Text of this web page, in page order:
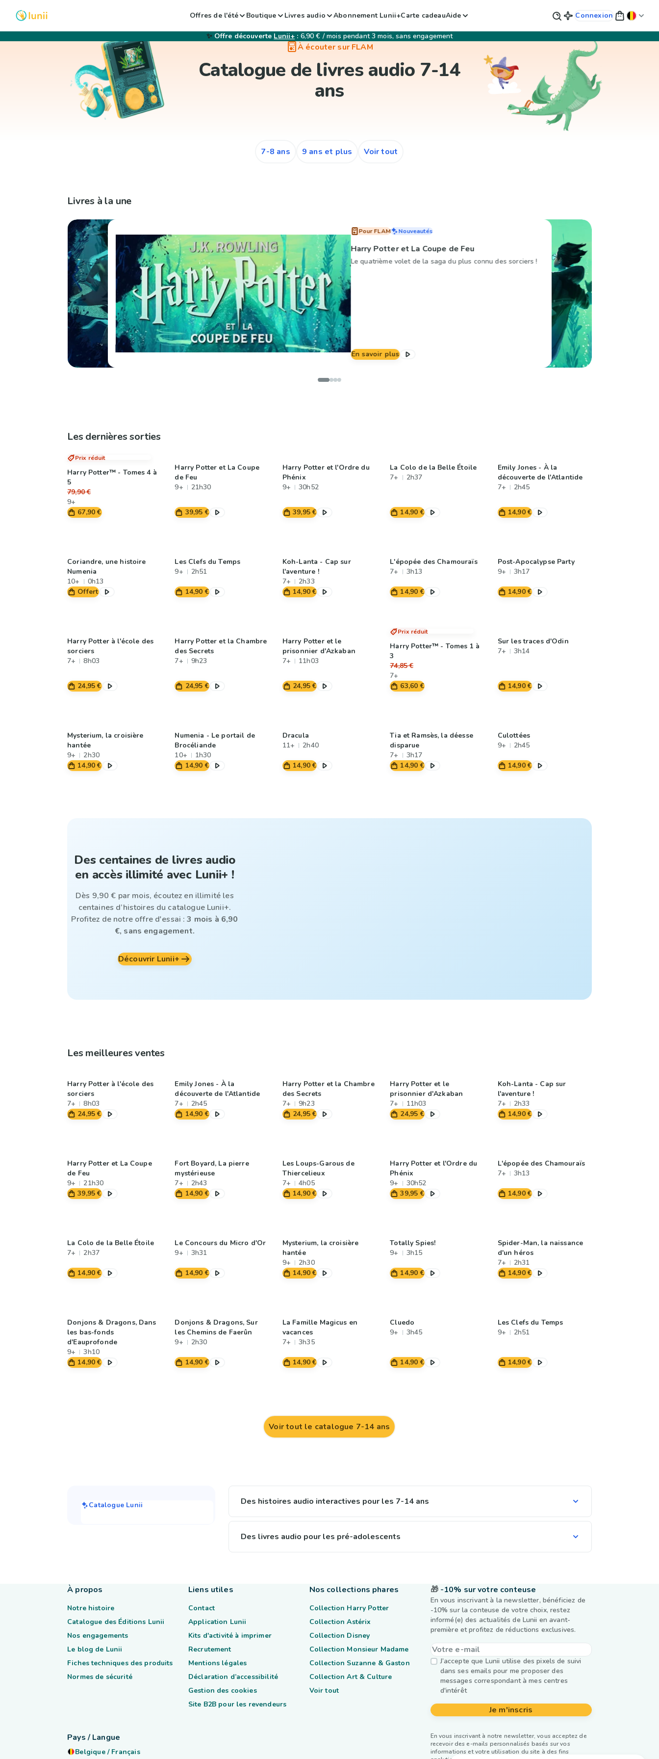
Offres de l'été Boutique Livres audio Abonnement Lunii+Carte cadeauAide Connexion
✨ Offre découverte Lunii+ : 6,90 € / mois pendant 3 mois, sans engagement
À écouter sur FLAM
Catalogue de livres audio 7-14
ans
7-8 ans 9 ans et plus Voir tout
Livres à la une
Pour FLAM Nouveautés
Harry Potter et La Coupe de Feu
Le quatrième volet de la saga du plus connu des sorciers !
En savoir plus
Les dernières sorties
Prix réduit
Harry Potter™ - Tomes 4 à
5
79,90 €
9+
67,90 €
Harry Potter et La Coupe
de Feu
9+
21h30
39,95 €
Harry Potter et l'Ordre du
Phénix
9+
30h52
39,95 €
La Colo de la Belle Étoile
7+
2h37
14,90 €
Emily Jones - À la
découverte de l'Atlantide
7+
2h45
14,90 €
Coriandre, une histoire
Numenia
10+
0h13
Offert
Les Clefs du Temps
9+
2h51
14,90 €
Koh-Lanta - Cap sur
l'aventure !
7+
2h33
14,90 €
L'épopée des Chamouraïs
7+
3h13
14,90 €
Post-Apocalypse Party
9+
3h17
14,90 €
Harry Potter à l'école des
sorciers
7+
8h03
24,95 €
Harry Potter et la Chambre
des Secrets
7+
9h23
24,95 €
Harry Potter et le
prisonnier d'Azkaban
7+
11h03
24,95 €
Prix réduit
Harry Potter™ - Tomes 1 à
3
74,85 €
7+
63,60 €
Sur les traces d'Odin
7+
3h14
14,90 €
Mysterium, la croisière
hantée
9+
2h30
14,90 €
Numenia - Le portail de
Brocéliande
10+
1h30
14,90 €
Dracula
11+
2h40
14,90 €
Tia et Ramsès, la déesse
disparue
7+
3h17
14,90 €
Culottées
9+
2h45
14,90 €
Des centaines de livres audio
en accès illimité avec Lunii+ !
Dès 9,90 € par mois, écoutez en illimité les
centaines d’histoires du catalogue Lunii+.
Profitez de notre offre d'essai :3 mois à 6,90
€, sans engagement.
Découvrir Lunii+
Les meilleures ventes
Harry Potter à l'école des
sorciers
7+
8h03
24,95 €
Emily Jones - À la
découverte de l'Atlantide
7+
2h45
14,90 €
Harry Potter et la Chambre
des Secrets
7+
9h23
24,95 €
Harry Potter et le
prisonnier d'Azkaban
7+
11h03
24,95 €
Koh-Lanta - Cap sur
l'aventure !
7+
2h33
14,90 €
Harry Potter et La Coupe
de Feu
9+
21h30
39,95 €
Fort Boyard, La pierre
mystérieuse
7+
2h43
14,90 €
Les Loups-Garous de
Thiercelieux
7+
4h05
14,90 €
Harry Potter et l'Ordre du
Phénix
9+
30h52
39,95 €
L'épopée des Chamouraïs
7+
3h13
14,90 €
La Colo de la Belle Étoile
7+
2h37
14,90 €
Le Concours du Micro d'Or
9+
3h31
14,90 €
Mysterium, la croisière
hantée
9+
2h30
14,90 €
Totally Spies!
9+
3h15
14,90 €
Spider-Man, la naissance
d'un héros
7+
2h31
14,90 €
Donjons & Dragons, Dans
les bas-fonds
d'Eauprofonde
9+
3h10
14,90 €
Donjons & Dragons, Sur
les Chemins de Faerûn
9+
2h30
14,90 €
La Famille Magicus en
vacances
7+
3h35
14,90 €
Cluedo
9+
3h45
14,90 €
Les Clefs du Temps
9+
2h51
14,90 €
Voir tout le catalogue 7-14 ans
Catalogue Lunii Des histoires audio interactives pour les 7-14 ans
Des livres audio pour les pré-adolescents
🎁 -10% sur votre conteuse
En vous inscrivant à la newsletter, bénéficiez de
-10% sur la conteuse de votre choix, restez
informé(e) des actualités de Lunii en avant-
première et profitez de réductions exclusives.
J’accepte que Lunii utilise des pixels de suivi
dans ses emails pour me proposer des
messages correspondant à mes centres
d'intérêt
Je m'inscris
En vous inscrivant à notre newsletter, vous acceptez de
recevoir des e-mails personnalisés basés sur vos
informations et votre utilisation du site à des fins
À propos
Notre histoire
Catalogue des Éditions Lunii
Nos engagements
Le blog de Lunii
Fiches techniques des produits
Normes de sécurité
Liens utiles
Contact
Application Lunii
Kits d'activité à imprimer
Recrutement
Mentions légales
Déclaration d’accessibilité
Gestion des cookies
Site B2B pour les revendeurs
Nos collections phares
Collection Harry Potter
Collection Astérix
Collection Disney
Collection Monsieur Madame
Collection Suzanne & Gaston
Collection Art & Culture
Voir tout
Pays / Langue
Belgique/ Français